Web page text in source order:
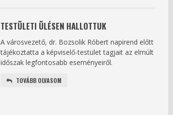
TESTÜLETI ÜLÉSEN HALLOTTUK
A városvezető, dr. Bozsolik Róbert napirend előtt
tájékoztatta a képviselő-testület tagjait az elmúlt
időszak legfontosabb eseményeiről.
TOVÁBB OLVASOM